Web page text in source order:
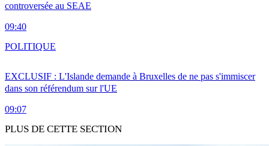
controversée au SEAE
09:40
EXCLUSIF : L'Islande demande à Bruxelles de ne pas s'immiscer
dans son référendum sur l'UE
09:07
POLITIQUE
PLUS DE CETTE SECTION